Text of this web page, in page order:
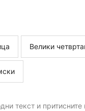
Велики
текст и притисните